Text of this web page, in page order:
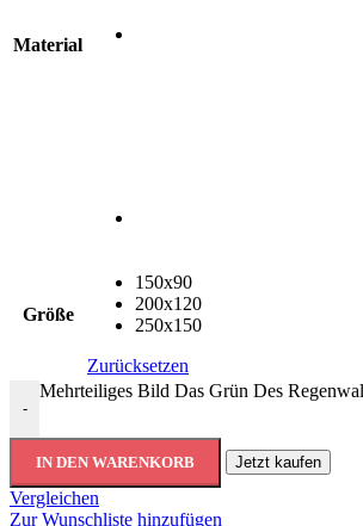
Material
Größe
150x90
200x120
250x150
Zurücksetzen
-
Mehrteiliges Bild Das Grün Des
IN DEN WARENKORB Jetzt kaufen
Vergleichen
Zur Wunschliste hinzufügen